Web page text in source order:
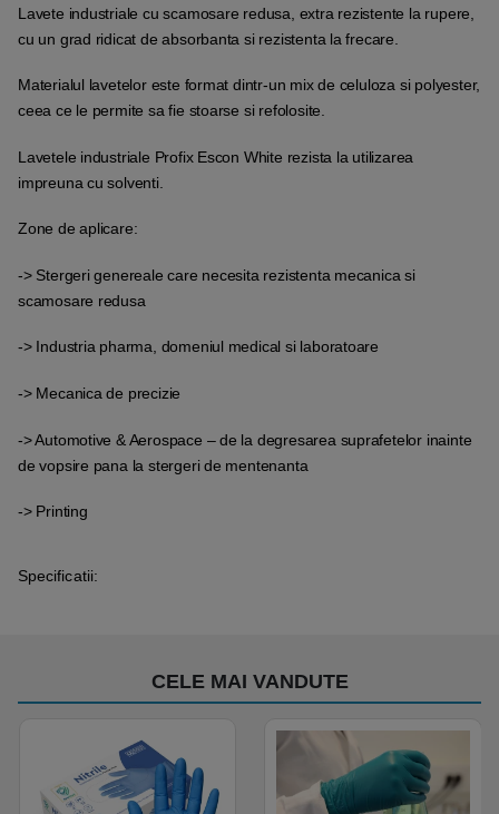
Lavete industriale cu scamosare redusa, extra rezistente la rupere,
cu un grad ridicat de absorbanta si rezistenta la frecare.
Materialul lavetelor este format dintr-un mix de celuloza si polyester,
ceea ce le permite sa fie stoarse si refolosite.
Lavetele industriale Profix Escon White rezista la utilizarea
impreuna cu solventi.
Zone de aplicare:
-> Stergeri genereale care necesita rezistenta mecanica si
scamosare redusa
-> Industria pharma, domeniul medical si laboratoare
-> Mecanica de precizie
-> Automotive & Aerospace – de la degresarea suprafetelor inainte
de vopsire pana la stergeri de mentenanta
-> Printing
Specificatii:
CELE MAI VANDUTE